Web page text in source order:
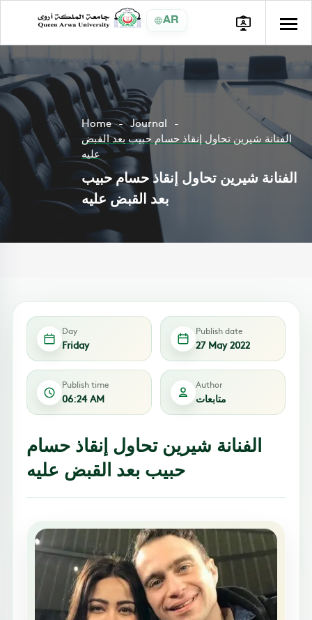
AR
Home
Journal
الفنانة شيرين تحاول إنقاذ حسام حبيب بعد القبض
عليه
الفنانة شيرين تحاول إنقاذ حسام حبيب
بعد القبض عليه
Day
Friday
Publish date
27 May 2022
Publish time
06:24 AM
Author
متابعات
الفنانة شيرين تحاول إنقاذ حسام
حبيب بعد القبض عليه